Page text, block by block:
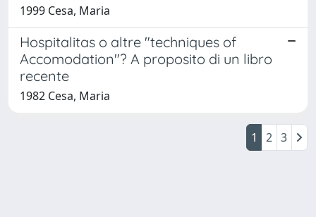
1999 Cesa, Maria
Hospitalitas o altre "techniques of
Accomodation"? A proposito di un libro
recente
1982 Cesa, Maria
1 2 3